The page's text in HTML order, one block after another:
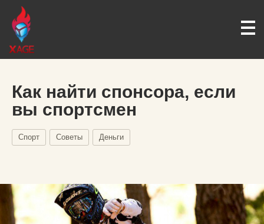
Как найти спонсора, если
вы спортсмен
Спорт Советы Деньги